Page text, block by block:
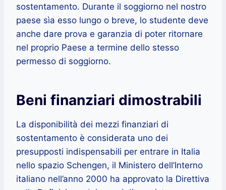
sostentamento. Durante il soggiorno nel nostro
paese sìa esso lungo o breve, lo studente deve
anche dare prova e garanzia di poter ritornare
nel proprio Paese a termine dello stesso
permesso di soggiorno.
Beni finanziari dimostrabili
La disponibilità dei mezzi finanziari di
sostentamento è considerata uno dei
presupposti indispensabili per entrare in Italia
nello spazio Schengen, il Ministero dell’Interno
italiano nell’anno 2000 ha approvato la Direttiva